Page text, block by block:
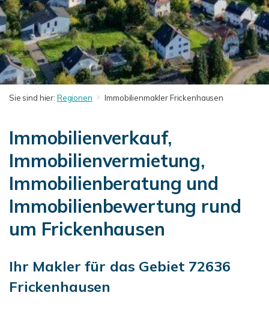
Sie sind hier: Regionen Immobilienmakler Frickenhausen
Immobilienverkauf,
Immobilienvermietung,
Immobilienberatung und
Immobilienbewertung rund
um Frickenhausen
Ihr Makler für das Gebiet 72636
Frickenhausen